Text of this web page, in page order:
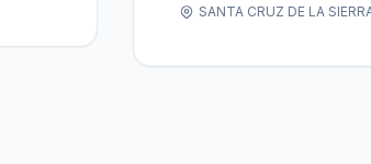
SANTA CRUZ DE LA